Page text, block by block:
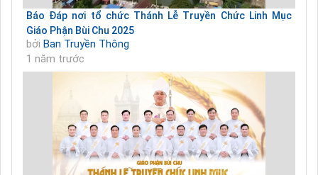
Báo Đáp nơi tổ chức Thánh Lễ Truyền Chức Linh Mục
Giáo Phận Bùi Chu 2025
bởi Ban Truyền Thông
1 năm trước